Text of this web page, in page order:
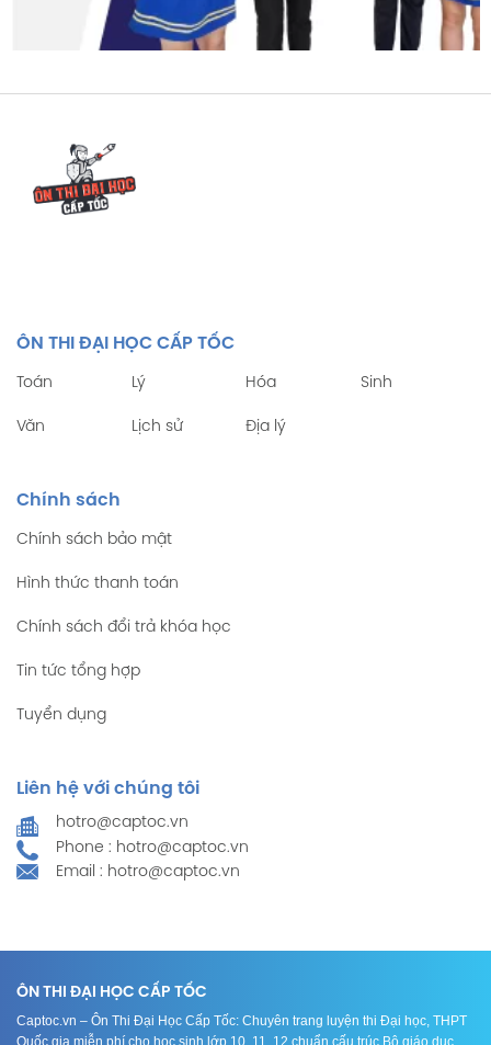
ÔN THI ĐẠI HỌC CẤP TỐC
Toán Lý Hóa Sinh
Văn Lịch sử Địa lý
Chính sách
Chính sách bảo mật
Hình thức thanh toán
Chính sách đổi trả khóa học
Tin tức tổng hợp
Tuyển dụng
Liên hệ với chúng tôi
hotro@captoc.vn
Phone : hotro@captoc.vn
Email : hotro@captoc.vn
ÔN THI ĐẠI HỌC CẤP TỐC
Captoc.vn – Ôn Thi Đại Học Cấp Tốc: Chuyên trang luyện thi Đại học, THPT
Quốc gia miễn phí cho học sinh lớp 10, 11, 12 chuẩn cấu trúc Bộ giáo dục.